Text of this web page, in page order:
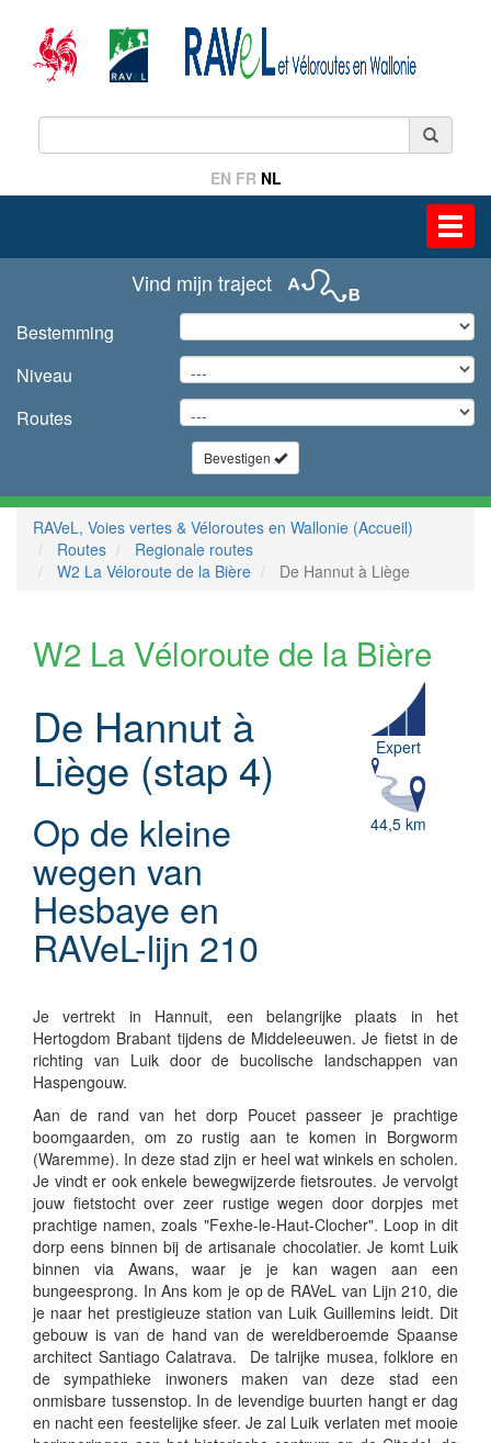
EN FR NL
Vind mijn traject
Bestemming
Niveau
Routes
Bevestigen
RAVeL, Voies vertes & Véloroutes en Wallonie (Accueil)
Routes
Regionale routes
W2 La Véloroute de la Bière
De Hannut à Liège
W2 La Véloroute de la Bière
De Hannut à
Liège (stap 4)
Op de kleine
wegen van
Hesbaye en
RAVeL-lijn 210
Expert
44,5 km
Je vertrekt in Hannuit, een belangrijke plaats in het
Hertogdom Brabant tijdens de Middeleeuwen. Je fietst in de
richting van Luik door de bucolische landschappen van
Haspengouw.
Aan de rand van het dorp Poucet passeer je prachtige
boomgaarden, om zo rustig aan te komen in Borgworm
(Waremme). In deze stad zijn er heel wat winkels en scholen.
Je vindt er ook enkele bewegwijzerde fietsroutes. Je vervolgt
jouw fietstocht over zeer rustige wegen door dorpjes met
prachtige namen, zoals "Fexhe-le-Haut-Clocher". Loop in dit
dorp eens binnen bij de artisanale chocolatier. Je komt Luik
binnen via Awans, waar je je kan wagen aan een
bungeesprong. In Ans kom je op de RAVeL van Lijn 210, die
je naar het prestigieuze station van Luik Guillemins leidt. Dit
gebouw is van de hand van de wereldberoemde Spaanse
architect Santiago Calatrava. De talrijke musea, folklore en
de sympathieke inwoners maken van deze stad een
onmisbare tussenstop. In de levendige buurten hangt er dag
en nacht een feestelijke sfeer. Je zal Luik verlaten met mooie